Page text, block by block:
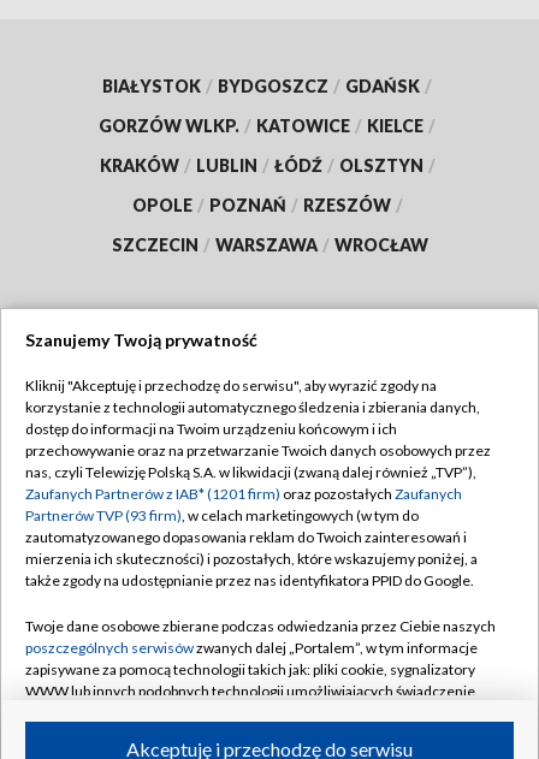
BIAŁYSTOK / BYDGOSZCZ / GDAŃSK /
GORZÓW WLKP. / KATOWICE / KIELCE /
KRAKÓW / LUBLIN / ŁÓDŹ / OLSZTYN /
OPOLE / POZNAŃ / RZESZÓW /
SZCZECIN / WARSZAWA / WROCŁAW
TVP
Abonament TVP
Emisja w TVP
Centrum informacji TVP
Naziemna Telewizja Cyfrowa
Rada Programowa
System NOS
Informacje o nadawcy
Regulamin TVP
Polityka prywatności
Moje zgody
Pomoc
Kontakt
Kanały
Szanujemy Twoją prywatność
Kliknij "Akceptuję i przechodzę do serwisu", aby wyrazić zgody na
korzystanie z technologii automatycznego śledzenia i zbierania danych,
dostęp do informacji na Twoim urządzeniu końcowym i ich
przechowywanie oraz na przetwarzanie Twoich danych osobowych przez
nas, czyli Telewizję Polską S.A. w likwidacji (zwaną dalej również „TVP”),
Zaufanych Partnerów z IAB* (1201 firm) oraz pozostałych Zaufanych
Partnerów TVP (93 firm), w celach marketingowych (w tym do
zautomatyzowanego dopasowania reklam do Twoich zainteresowań i
mierzenia ich skuteczności) i pozostałych, które wskazujemy poniżej, a
także zgody na udostępnianie przez nas identyfikatora PPID do Google.
Twoje dane osobowe zbierane podczas odwiedzania przez Ciebie naszych
poszczególnych serwisówzwanych dalej „Portalem”, w tym informacje
zapisywane za pomocą technologii takich jak: pliki cookie, sygnalizatory
WWW lub innych podobnych technologii umożliwiających świadczenie
Akceptuję i przechodzę do serwisu